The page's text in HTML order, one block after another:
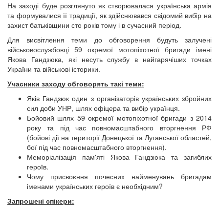
На заході буде розглянуто як створювалася українська армія
та формувалися її традиції, як здійснювався свідомий вибір на
захист батьківщини сто років тому і в сучасний період.
Для висвітлення теми до обговорення будуть залучені
військовослужбовці 59 окремої мотопіхотної бригади імені
Якова Гандзюка, які несуть службу в найгарячіших точках
України та військові історики.
Учасники заходу обговорять такі теми:
Яків Гандзюк один з організаторів українських збройних
сил доби УНР, шлях офіцера та вибір українця.
Бойовий шлях 59 окремої мотопіхотної бригади з 2014
року та під час повномасштабного вторгнення РФ
(бойові дії на території Донецької та Луганської областей,
бої під час повномасштабного вторгнення).
Меморіалізація пам'яті Якова Гандзюка та загиблих
героїв.
Чому присвоєння почесних найменувань бригадам
іменами українських героїв є необхідним?
Запрошені спікери: